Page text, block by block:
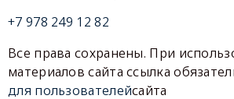
+7 978 249 12 82
Все права сохранены. При
материалов сайта ссылка
для пользователейсайта